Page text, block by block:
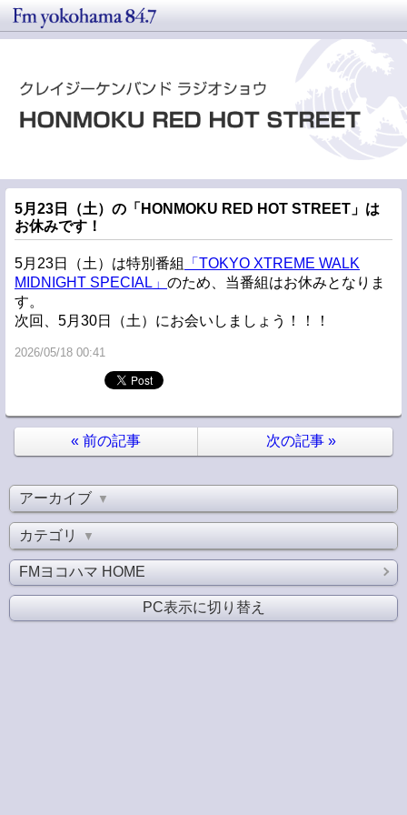
5月23日（土）の「HONMOKU RED HOT STREET」は
お休みです！
5月23日（土）は特別番組
「TOKYO XTREME WALK
MIDNIGHT SPECIAL」 のため、当番組はお休みとなりま
す。
次回、5月30日（土）にお会いしましょう！！！
2026/05/18 00:41
« 前の記事 次の記事 »
アーカイブ ▼
カテゴリ ▼
FMヨコハマ HOME
PC表示に切り替え